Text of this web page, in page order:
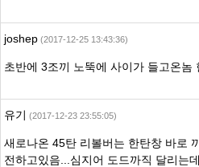
joshep (2017-12-25 13:43:36)
초반에 3조끼 노뚝에 사이가 들고온놈
유기 (2017-12-23 23:55:05)
새로나온 45탄 리볼버는 한탄창 바로
전하고있음...심지어 도드까직 달리는